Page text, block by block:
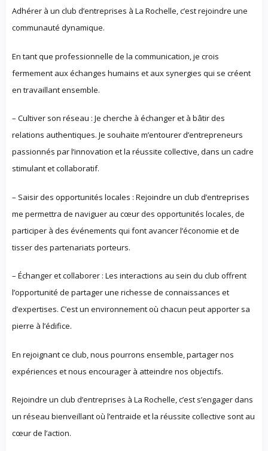
Adhérer à un club d’entreprises à La Rochelle, c’est rejoindre une
communauté dynamique.
En tant que professionnelle de la communication, je crois
fermement aux échanges humains et aux synergies qui se créent
en travaillant ensemble.
– Cultiver son réseau : Je cherche à échanger et à bâtir des
relations authentiques. Je souhaite m’entourer d’entrepreneurs
passionnés par l’innovation et la réussite collective, dans un cadre
stimulant et collaboratif.
– Saisir des opportunités locales : Rejoindre un club d’entreprises
me permettra de naviguer au cœur des opportunités locales, de
participer à des événements qui font avancer l’économie et de
tisser des partenariats porteurs.
– Échanger et collaborer : Les interactions au sein du club offrent
l’opportunité de partager une richesse de connaissances et
d’expertises. C’est un environnement où chacun peut apporter sa
pierre à l’édifice.
En rejoignant ce club, nous pourrons ensemble, partager nos
expériences et nous encourager à atteindre nos objectifs.
Rejoindre un club d’entreprises à La Rochelle, c’est s’engager dans
un réseau bienveillant où l’entraide et la réussite collective sont au
cœur de l’action.